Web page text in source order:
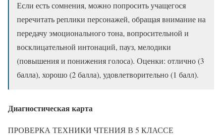
Если есть сомнения, можно попросить учащегося
перечитать реплики персонажей, обращая внимание на
передачу эмоционального тона, вопросительной и
восклицательной интонаций, пауз, мелодики
(повышения и понижения голоса). Оценки: отлично (3
балла), хорошо (2 балла), удовлетворительно (1 балл).
Диагностическая карта
ПРОВЕРКА ТЕХНИКИ ЧТЕНИЯ В 5 КЛАССЕ